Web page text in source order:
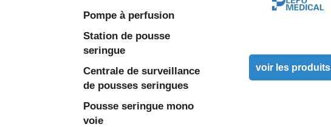
Pompe à perfusion
Station de pousse
seringue
Centrale de surveillance
de pousses seringues
Pousse seringue mono
voie
voir les produits